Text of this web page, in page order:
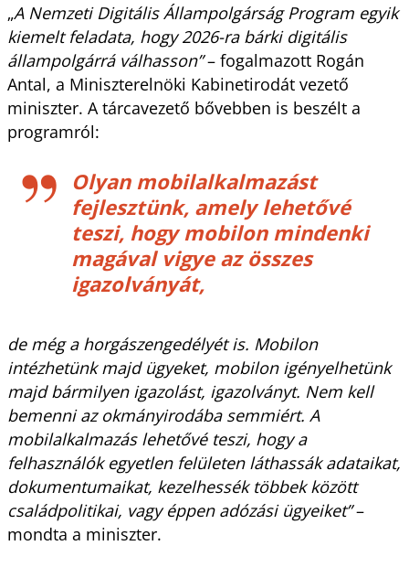
„A Nemzeti Digitális Állampolgárság Program egyik
kiemelt feladata, hogy 2026-ra bárki digitális
állampolgárrá válhasson”– fogalmazott Rogán
Antal, a Miniszterelnöki Kabinetirodát vezető
miniszter. A tárcavezető bővebben is beszélt a
programról:
Olyan mobilalkalmazást
fejlesztünk, amely lehetővé
teszi, hogy mobilon mindenki
magával vigye az összes
igazolványát,
de még a horgászengedélyét is. Mobilon
intézhetünk majd ügyeket, mobilon igényelhetünk
majd bármilyen igazolást, igazolványt. Nem kell
bemenni az okmányirodába semmiért. A
mobilalkalmazás lehetővé teszi, hogy a
felhasználók egyetlen felületen láthassák adataikat,
dokumentumaikat, kezelhessék többek között
családpolitikai, vagy éppen adózási ügyeiket”–
mondta a miniszter.